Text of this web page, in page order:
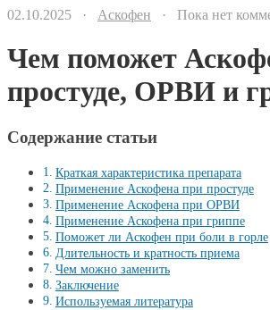
02.10.2025 · Аскофен · Пока нет
Чем поможет
простуде, ОРВИ и
Содержание статьи
Краткая характеристика препарата
Применение Аскофена при простуде
Применение Аскофена при ОРВИ
Применение Аскофена при гриппе
Поможет ли Аскофен при боли в горле
Длительность и кратность приема
Чем можно заменить
Заключение
Используемая литература